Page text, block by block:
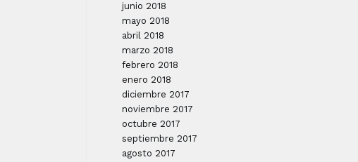
junio 2018
mayo 2018
abril 2018
marzo 2018
febrero 2018
enero 2018
diciembre 2017
noviembre 2017
octubre 2017
septiembre 2017
agosto 2017